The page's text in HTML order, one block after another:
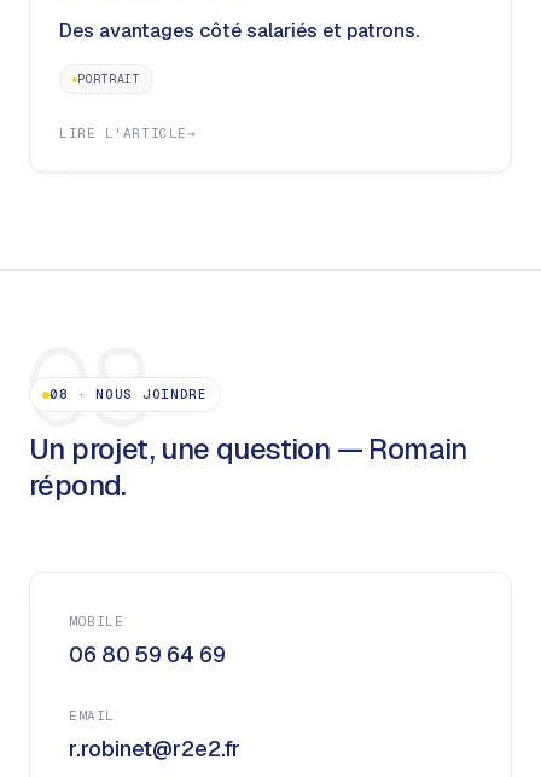
Des avantages côté salariés et patrons.
PORTRAIT
LIRE L'ARTICLE→
08
08 ·NOUS JOINDRE
Un projet, une question — Romain
répond.
MOBILE
06 80 59 64 69
EMAIL
r.robinet@r2e2.fr